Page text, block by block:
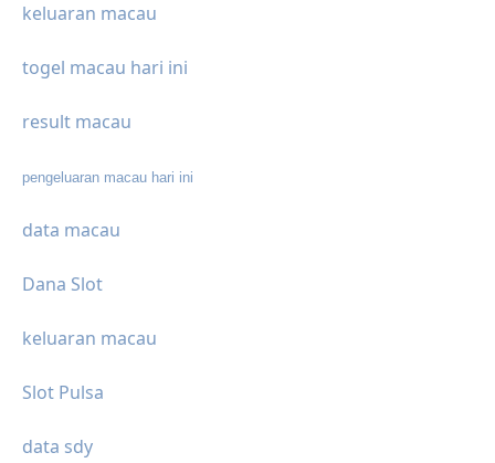
keluaran macau
togel macau hari ini
result macau
pengeluaran macau hari ini
data macau
Dana Slot
keluaran macau
Slot Pulsa
data sdy